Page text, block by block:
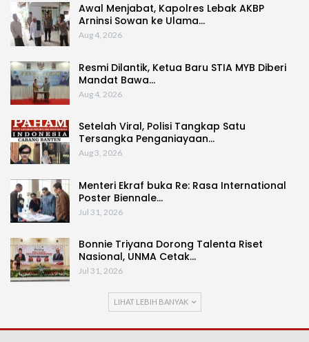
Awal Menjabat, Kapolres Lebak AKBP
Arninsi Sowan ke Ulama…
Aug 4, 2026
Resmi Dilantik, Ketua Baru STIA MYB Diberi
Mandat Bawa…
Aug 4, 2026
Setelah Viral, Polisi Tangkap Satu
Tersangka Penganiayaan…
Aug 3, 2026
Menteri Ekraf buka Re: Rasa International
Poster Biennale…
Jul 31, 2026
Bonnie Triyana Dorong Talenta Riset
Nasional, UNMA Cetak…
Jul 31, 2026
LIHAT LEBIH BANYAK